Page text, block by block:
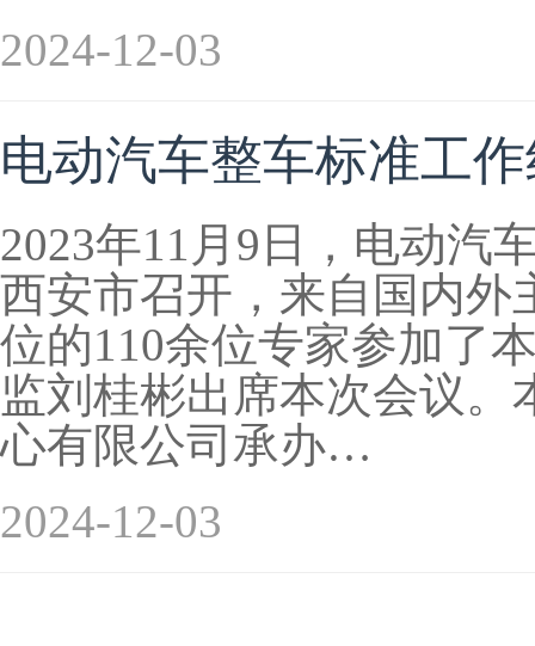
2024-12-03
电动汽车整车标准工
2023年11月9日，电动汽
西安市召开，来自国内外
位的110余位专家参加了
监刘桂彬出席本次会议
心有限公司承办…
2024-12-03